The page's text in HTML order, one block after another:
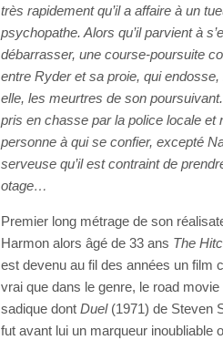
très rapidement qu’il a affaire à un
psychopathe. Alors qu’il parvient à
débarrasser, une course-poursuite
entre Ryder et sa proie, qui endosse,
elle, les meurtres de son
pris en chasse par la police locale et
personne à qui se confier, excepté
serveuse qu’il est contraint de
otage…
Premier long métrage de son
Harmon alors âgé de 33 ans The
est devenu au fil des années un film
vrai que dans le genre, le road
sadique dont Duel (1971) de Steven
fut avant lui un marqueur inoubliable